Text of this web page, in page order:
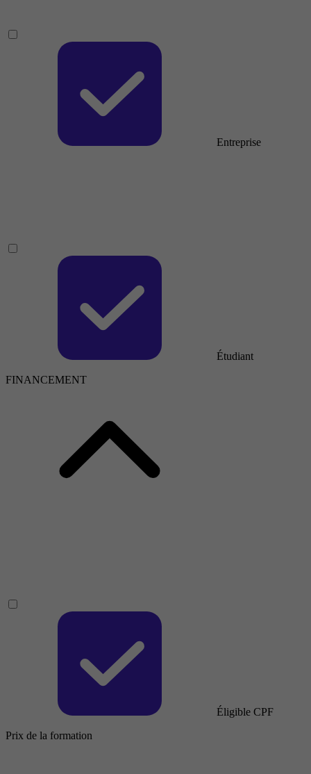
Entreprise
Étudiant
FINANCEMENT
Éligible CPF
Prix de la formation